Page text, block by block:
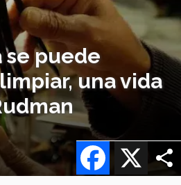
se puede
una vida
X
Facebook